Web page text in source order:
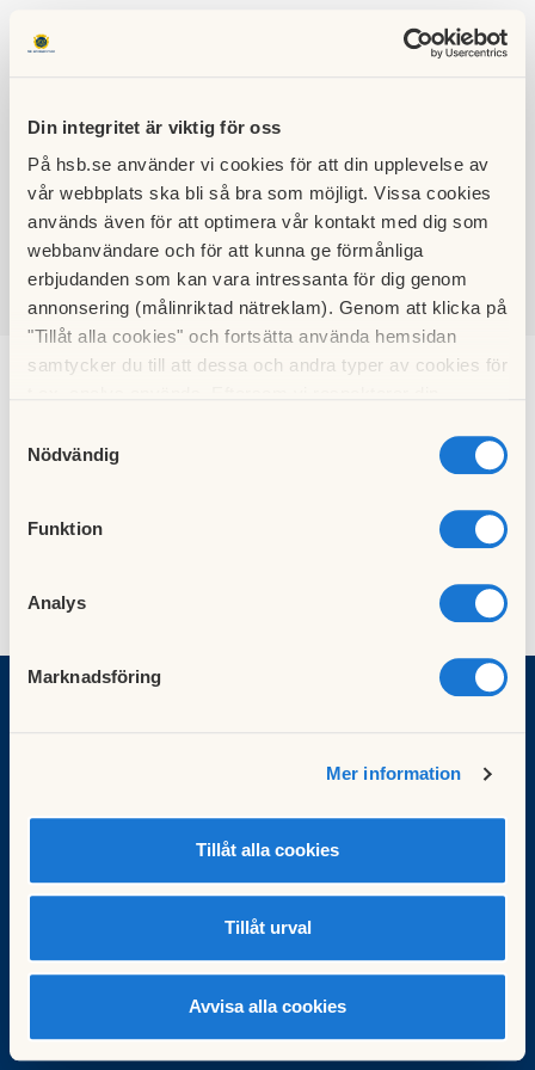
Din integritet är viktig för oss
På hsb.se använder vi cookies för att din upplevelse av
vår webbplats ska bli så bra som möjligt. Vissa cookies
används även för att optimera vår kontakt med dig som
webbanvändare och för att kunna ge förmånliga
erbjudanden som kan vara intressanta för dig genom
annonsering (målinriktad nätreklam). Genom att klicka på
"Tillåt alla cookies" och fortsätta använda hemsidan
samtycker du till att dessa och andra typer av cookies för
cookies och välja att endast tillåta ett urval.
Nödvändig
Funktion
Analys
Marknadsföring
Mer information
Tillåt alla cookies
Tillåt urval
Avvisa alla cookies
HSB BRF
DUVHÖKEN
SÖK LOGGA IN
Jourtelefon Security assistance: 040-68 92 480
Organisationsnummer: 746000-5791
Cookieinställningar
Redigera hemsida